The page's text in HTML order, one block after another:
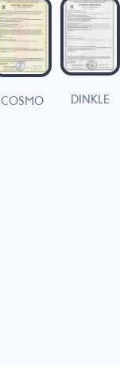
COSMO DINKLE